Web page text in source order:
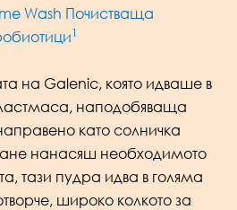
Wash Почистваща
1
на Galenic, която идваше в
наподобяваща
като солничка
нанасяш необходимото
тази пудра идва в голяма
широко колкото за